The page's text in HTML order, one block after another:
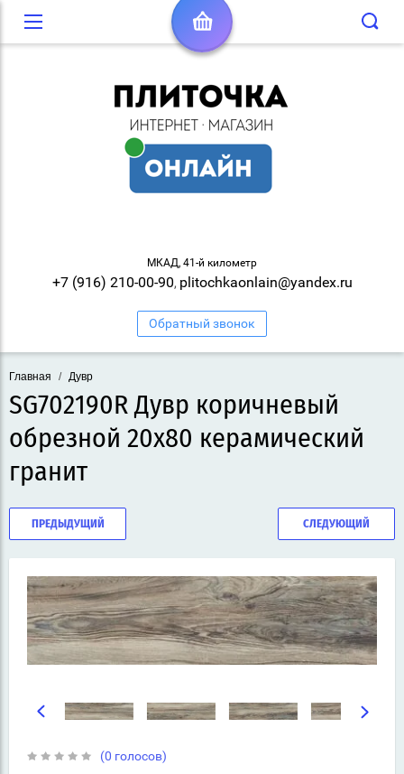
МКАД, 41-й километр
+7 (916) 210-00-90, plitochkaonlain@yandex.ru
Обратный звонок
Главная / Дувр
SG702190R Дувр коричневый
обрезной 20х80 керамический
гранит
ПРЕДЫДУЩИЙ СЛЕДУЮЩИЙ
(0 голосов)